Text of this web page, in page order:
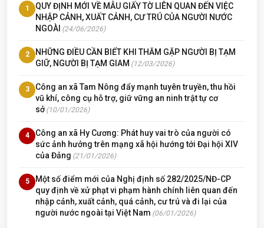
1
QUY ĐỊNH MỚI VỀ MẪU GIẤY TỜ LIÊN QUAN ĐẾN VIỆC
NHẬP CẢNH, XUẤT CẢNH, CƯ TRÚ CỦA NGƯỜI NƯỚC
NGOÀI (24/06/2026)
2
NHỮNG ĐIỀU CẦN BIẾT KHI THĂM GẶP NGƯỜI BỊ TẠM
GIỮ, NGƯỜI BỊ TẠM GIAM (12/03/2026)
3
Công an xã Tam Nông đẩy mạnh tuyên truyền, thu hồi
vũ khí, công cụ hỗ trợ, giữ vững an ninh trật tự cơ
sở (10/01/2026)
4
Công an xã Hy Cương: Phát huy vai trò của người có
sức ảnh hưởng trên mạng xã hội hướng tới Đại hội XIV
của Đảng (21/01/2026)
5
Một số điểm mới của Nghị định số 282/2025/NĐ-CP
quy định về xử phạt vi phạm hành chính liên quan đến
nhập cảnh, xuất cảnh, quá cảnh, cư trú và đi lại của
người nước ngoài tại Việt Nam (06/01/2026)